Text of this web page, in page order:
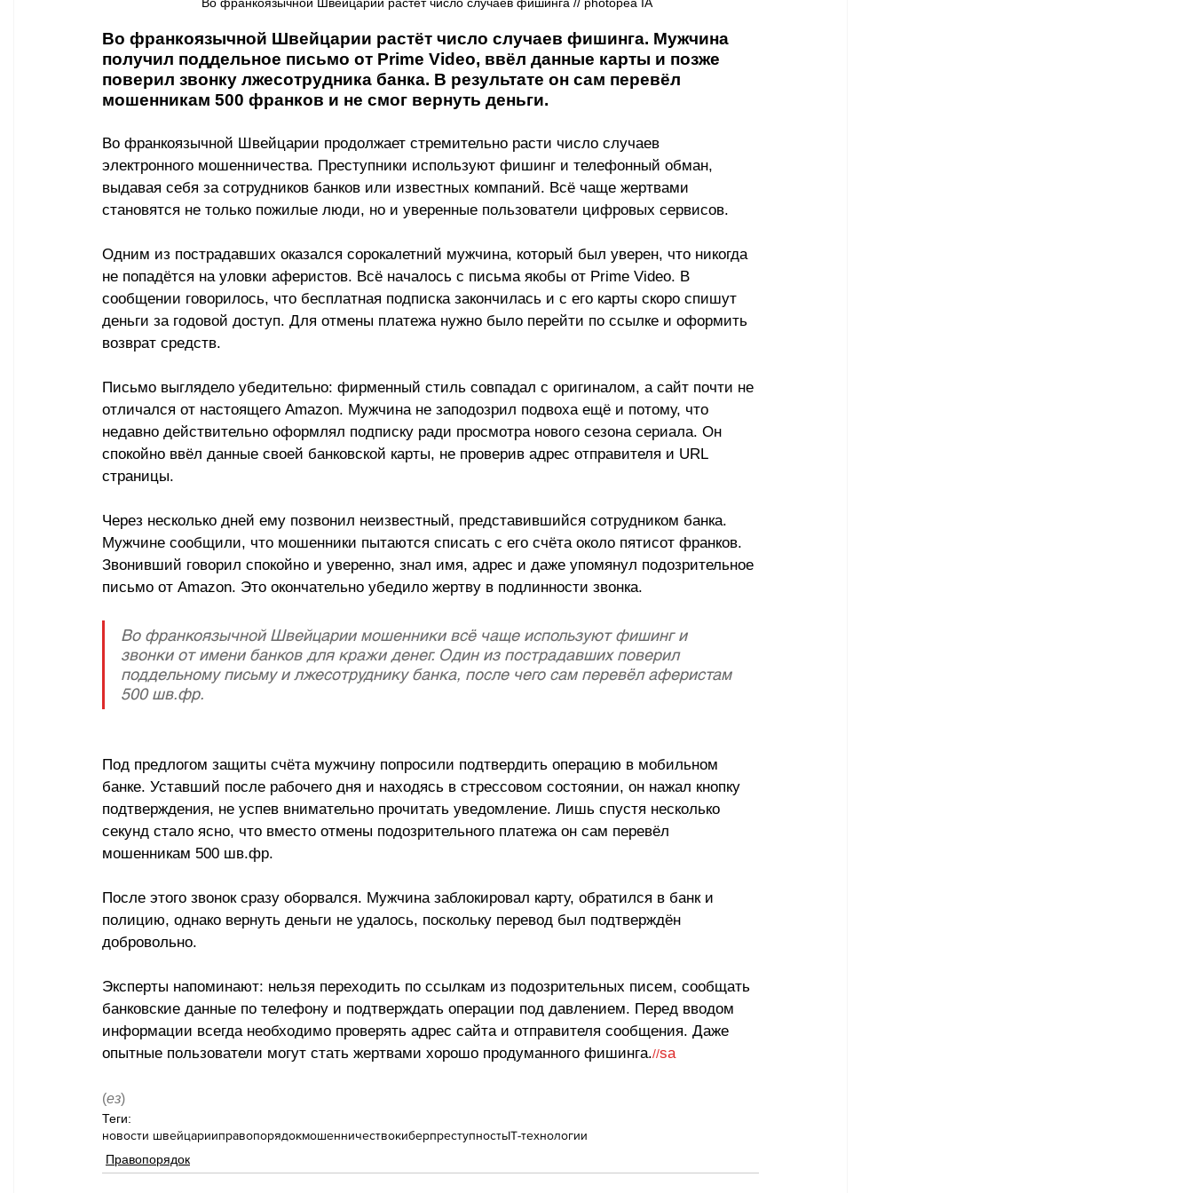
Во франкоязычной Швейцарии растёт число случаев фишинга. Мужчина
получил поддельное письмо от Prime Video, ввёл данные карты и позже
поверил звонку лжесотрудника банка. В результате он сам перевёл
мошенникам 500 франков и не смог вернуть деньги.
Во франкоязычной Швейцарии продолжает стремительно расти число случаев
электронного мошенничества. Преступники используют фишинг и телефонный обман,
выдавая себя за сотрудников банков или известных компаний. Всё чаще жертвами
становятся не только пожилые люди, но и уверенные пользователи цифровых сервисов.
Одним из пострадавших оказался сорокалетний мужчина, который был уверен, что никогда
не попадётся на уловки аферистов. Всё началось с письма якобы от Prime Video. В
сообщении говорилось, что бесплатная подписка закончилась и с его карты скоро спишут
деньги за годовой доступ. Для отмены платежа нужно было перейти по ссылке и оформить
возврат средств.
Письмо выглядело убедительно: фирменный стиль совпадал с оригиналом, а сайт почти не
отличался от настоящего Amazon. Мужчина не заподозрил подвоха ещё и потому, что
недавно действительно оформлял подписку ради просмотра нового сезона сериала. Он
спокойно ввёл данные своей банковской карты, не проверив адрес отправителя и URL
страницы.
Через несколько дней ему позвонил неизвестный, представившийся сотрудником банка.
Мужчине сообщили, что мошенники пытаются списать с его счёта около пятисот франков.
Звонивший говорил спокойно и уверенно, знал имя, адрес и даже упомянул подозрительное
письмо от Amazon. Это окончательно убедило жертву в подлинности звонка.
Во франкоязычной Швейцарии мошенники всё чаще используют фишинг и
звонки от имени банков для кражи денег. Один из пострадавших поверил
поддельному письму и лжесотруднику банка, после чего сам перевёл аферистам
500 шв.фр.
Под предлогом защиты счёта мужчину попросили подтвердить операцию в мобильном
банке. Уставший после рабочего дня и находясь в стрессовом состоянии, он нажал кнопку
подтверждения, не успев внимательно прочитать уведомление. Лишь спустя несколько
секунд стало ясно, что вместо отмены подозрительного платежа он сам перевёл
мошенникам 500 шв.фр.
После этого звонок сразу оборвался. Мужчина заблокировал карту, обратился в банк и
полицию, однако вернуть деньги не удалось, поскольку перевод был подтверждён
добровольно.
Эксперты напоминают: нельзя переходить по ссылкам из подозрительных писем, сообщать
банковские данные по телефону и подтверждать операции под давлением. Перед вводом
информации всегда необходимо проверять адрес сайта и отправителя сообщения. Даже
опытные пользователи могут стать жертвами хорошо продуманного фишинга.//sa
(ез)
Теги:
новости швейцарииправопорядокмошенничествокиберпреступностьIT-технологии
Правопорядок